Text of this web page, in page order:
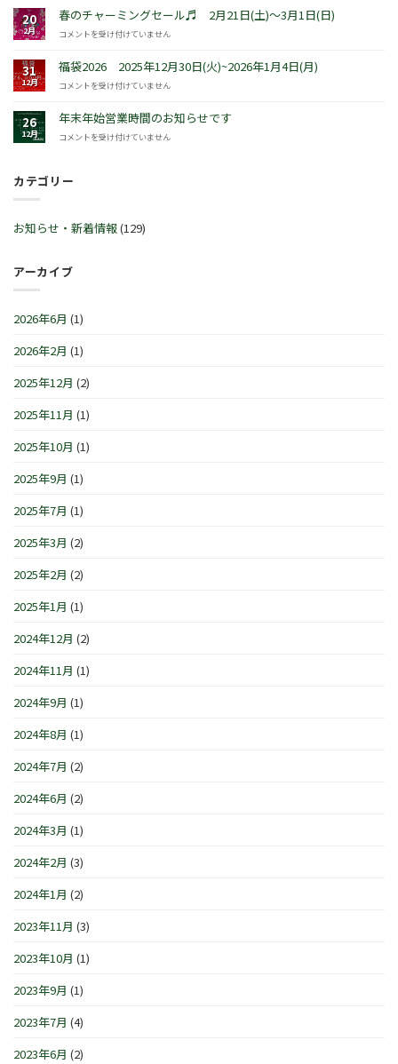
商
品
発
『ピ
ー
ラ
ビ
™
ブ
レ
ョ
IN
浜/
町』！！
は
20
2月
春のチャーミングセール♬ 2月21日(土)～3月1日(日)
春
チ
ャ
ー
ン
グ
ル
21
～
1
(日)
は
コメントを受け付けていません
31
12月
福袋2026 2025年12月30日(火)~2026年1月4日(月)
福
2026
2025
年
30
年
4
は
コメントを受け付けていません
26
12月
年末年始営業時間のお知らせです
年
始
お
知
で
は
コメントを受け付けていません
カテゴリー
お知らせ・新着情報(129)
アーカイブ
2026年6月 (1)
2026年2月 (1)
2025年12月 (2)
2025年11月 (1)
2025年10月 (1)
2025年9月 (1)
2025年7月 (1)
2025年3月 (2)
2025年2月 (2)
2025年1月 (1)
2024年12月 (2)
2024年11月 (1)
2024年9月 (1)
2024年8月 (1)
2024年7月 (2)
2024年6月 (2)
2024年3月 (1)
2024年2月 (3)
2024年1月 (2)
2023年11月 (3)
2023年10月 (1)
2023年9月 (1)
2023年7月 (4)
2023年6月 (2)